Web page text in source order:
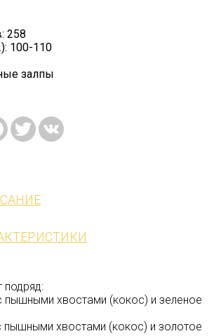
258
100-110
залпы
Facebook
Twitter
подряд:
пышными хвостами (кокос) и зеленое
пышными хвостами (кокос) и золотое